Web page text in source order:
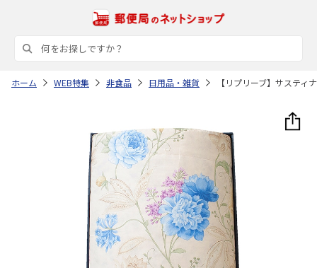
ホーム WEB特集 非食品 日用品・雑貨 【リプリーブ】サステ